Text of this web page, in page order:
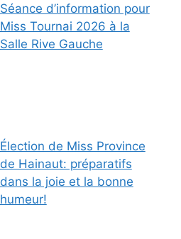
Séance d’information pour
Miss Tournai 2026 à la
Salle Rive Gauche
Élection de Miss Province
de Hainaut: préparatifs
dans la joie et la bonne
humeur!